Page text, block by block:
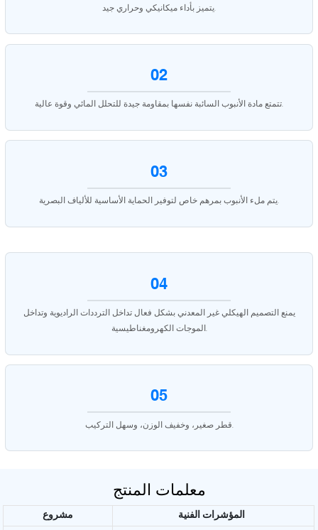
يتميز بأداء ميكانيكي وحراري جيد.
02
تتمتع مادة الأنبوب السائبة نفسها بمقاومة جيدة للتحلل المائي وقوة عالية.
03
يتم ملء الأنبوب بمرهم خاص لتوفير الحماية الأساسية للألياف البصرية.
04
يمنع التصميم الهيكلي غير المعدني بشكل فعال تداخل الترددات الراديوية وتداخل
الموجات الكهرومغناطيسية.
05
قطر صغير، وخفيف الوزن، وسهل التركيب.
معلمات المنتج
مشروع
المؤشرات الفنية